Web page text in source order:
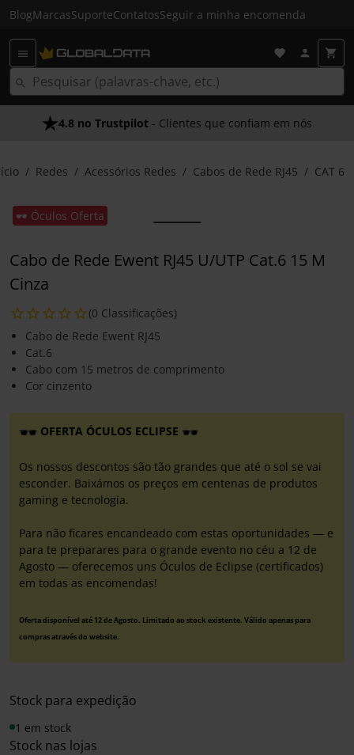
BlogMarcasSuporteContatosSeguir a minha encomenda
4.8 no Trustpilot - Clientes que confiam em nós
Redes Acessórios Redes Cabos de Rede RJ45 CAT 6
🕶️ Óculos Oferta
Cabo de Rede Ewent RJ45 U/UTP Cat.6 15 M
Cinza
(0 Classificações)
Cabo de Rede Ewent RJ45
Cat.6
Cabo com 15 metros de comprimento
Cor cinzento
OFERTA ÓCULOS ECLIPSE
Os nossos descontos são tão grandes que até o sol se vai
esconder. Baixámos os preços em centenas de produtos
gaming e tecnologia.
Para não ficares encandeado com estas oportunidades — e
para te preparares para o grande evento no céu a 12 de
Agosto — oferecemos uns Óculos de Eclipse (certificados)
em todas as encomendas!
Oferta disponível até 12 de Agosto. Limitado ao stock existente. Válido apenas para
compras através do website.
Stock para expedição
1 em stock
Stock nas lojas